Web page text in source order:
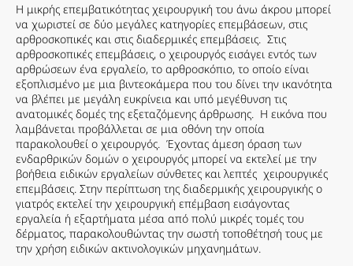
Η μικρής επεμβατικότητας χειρουργική του άνω άκρου μπορεί
να χωριστεί σε δύο μεγάλες κατηγορίες επεμβάσεων, στις
αρθροσκοπικές και στις διαδερμικές επεμβάσεις. Στις
αρθροσκοπικές επεμβάσεις, ο χειρουργός εισάγει εντός των
αρθρώσεων ένα εργαλείο, το αρθροσκόπιο, το οποίο είναι
εξοπλισμένο με μια βιντεοκάμερα που του δίνει την ικανότητα
να βλέπει με μεγάλη ευκρίνεια και υπό μεγέθυνση τις
ανατομικές δομές της εξεταζόμενης άρθρωσης. Η εικόνα που
λαμβάνεται προβάλλεται σε μια οθόνη την οποία
παρακολουθεί ο χειρουργός. Έχοντας άμεση όραση των
ενδαρθρικών δομών ο χειρουργός μπορεί να εκτελεί με την
βοήθεια ειδικών εργαλείων σύνθετες και λεπτές χειρουργικές
επεμβάσεις. Στην περίπτωση της διαδερμικής χειρουργικής ο
γιατρός εκτελεί την χειρουργική επέμβαση εισάγοντας
εργαλεία ή εξαρτήματα μέσα από πολύ μικρές τομές του
δέρματος, παρακολουθώντας την σωστή τοποθέτησή τους με
την χρήση ειδικών ακτινολογικών μηχανημάτων.